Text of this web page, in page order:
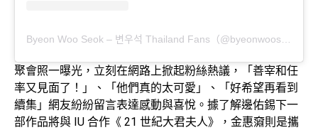
聚會照一曝光，立刻在網路上掀起粉絲熱議，「善宰和任
率又見面了！」、「他們真的太可愛」、「好希望再看到
續集」網友紛紛留言表達感動與喜悅。據了解邊佑錫下一
部作品將與 IU 合作《 21 世紀大君夫人》，金惠奫則是攜